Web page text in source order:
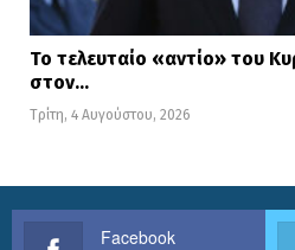
Το τελευταίο «αντίο» του
στον…
Τρίτη, 4 Αυγούστου, 2026
Facebook